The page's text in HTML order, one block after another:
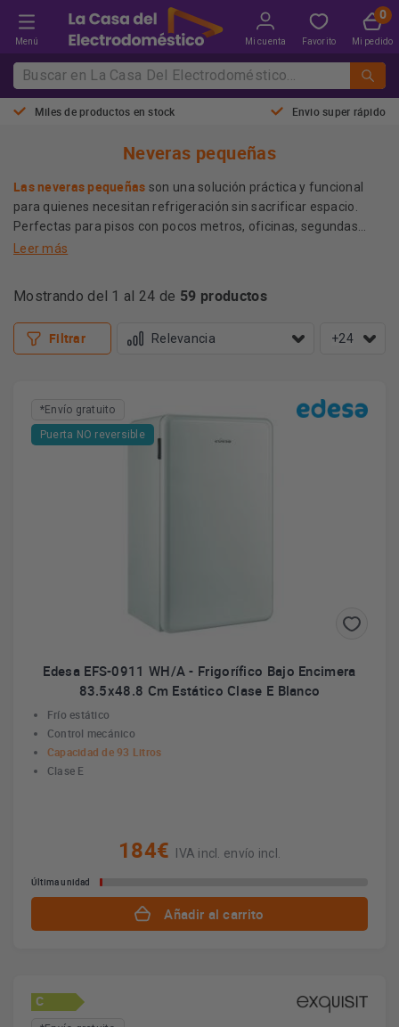
Menú Mi cuenta Favorito Mi pedido
Miles de productos en stock Envio super rápido
Neveras pequeñas
Las neveras pequeñas son una solución práctica y funcional
para quienes necesitan refrigeración sin sacrificar espacio.
Perfectas para pisos con pocos metros, oficinas, segundas
residencias o incluso habitaciones juveniles, ofrecen la
facilidad en cualquier rincón, aportando eficiencia energética y
un toque moderno. En La Casa del Electrodoméstico
encontrarás modelos para todos los gustos y necesidades.
ofertas.
Leer más
Mostrando del 1 al 24 de 59 productos
Filtrar +24
*Envío gratuito
Puerta NO reversible
Edesa EFS-0911 WH/A - Frigorífico Bajo Encimera
83.5x48.8 Cm Estático Clase E Blanco
Frío estático
Control mecánico
Capacidad de 93 Litros
Clase E
184€ IVA incl. envío incl.
Última unidad
Añadir al carrito
C